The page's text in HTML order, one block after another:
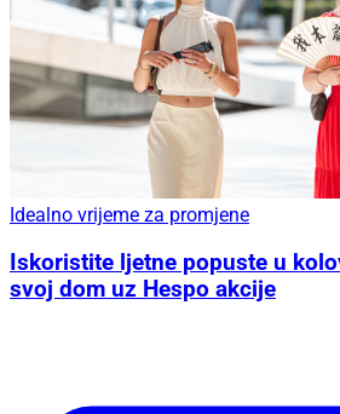
Idealno vrijeme za promjene
Iskoristite ljetne popuste u
svoj dom uz Hespo akcije